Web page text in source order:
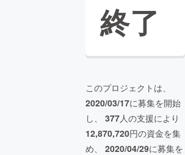
終了
このプロジェクトは、
2020/03/17に募集を開始
し、 377人の支援により
12,870,720円の資金を集
め、 2020/04/29に募集を